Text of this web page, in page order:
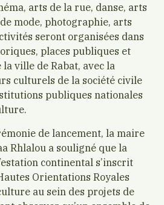
arts de la rue, danse, arts
mode, photographie, arts
seront organisées dans
places publiques et
ville de Rabat, avec la
culturels de la société civile
publiques nationales
de lancement, la maire
Rhlalou a souligné que la
continental s’inscrit
Orientations Royales
au sein des projets de